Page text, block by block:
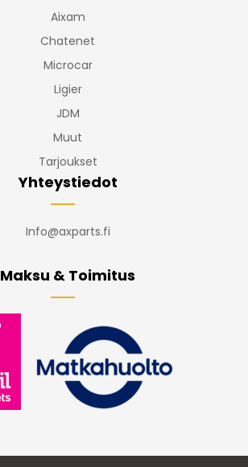
Aixam
Chatenet
Microcar
Ligier
JDM
Muut
Tarjoukset
Yhteystiedot
Info@axparts.fi
Maksu & Toimitus